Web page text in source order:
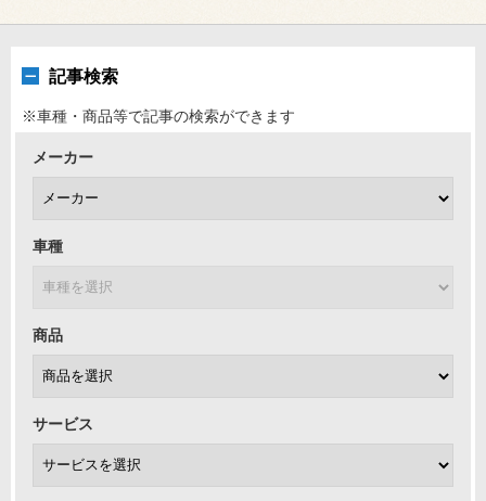
記事検索
※車種・商品等で記事の検索ができます
メーカー
車種
商品
サービス